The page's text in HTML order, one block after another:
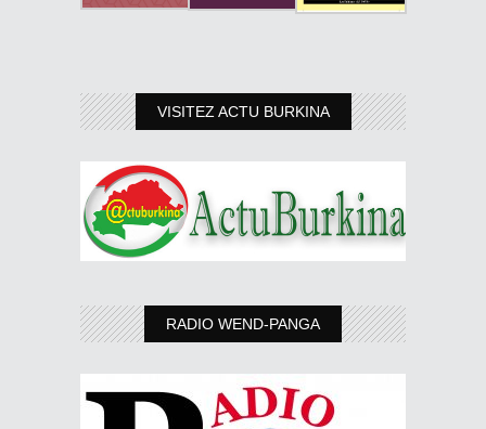
VISITEZ ACTU BURKINA
RADIO WEND-PANGA